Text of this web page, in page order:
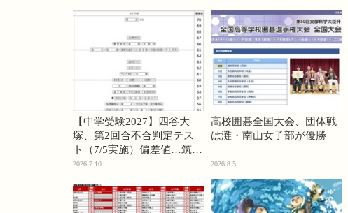
【中学受験2027】四谷大
塚、第2回合不合判定テス
ト（7/5実施）偏差値…筑駒
74・桜蔭70＜PR＞
2026.7.10
高校囲碁全国大会、団体戦
は灘・南山女子部が優勝
2026.8.5